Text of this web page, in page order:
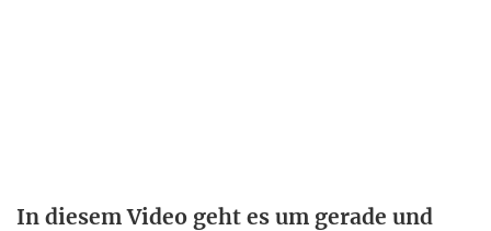
In diesem Video geht es um gerade und